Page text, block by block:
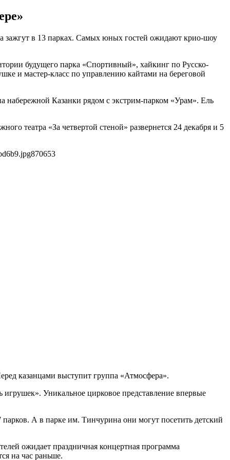
зажгут в 13 парках. Самых юных гостей ожидают крио-шоу
будущего парка «Спортивный», хайкинг по Русско-
и мастер-класс по управлению кайтами на береговой
набережной Казанки рядом с экстрим-парком «Урам». Ель
театра «За четвертой стеной» развернется 24 декабря и 5
870653
казанцами выступит группа «Атмосфера».
Уникальное цирковое представление впервые
А в парке им. Тинчурина они могут посетить детский
ожидает праздничная концертная программа
на час раньше.